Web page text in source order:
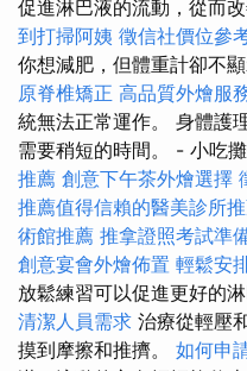
促進淋巴液的流動，從而
到打掃阿姨 徵信社價位參
你想減肥，但體重計卻不
原脊椎矯正 高品質外燴服
統無法正常運作。 身體護
需要稍短的時間。 - 小吃
推薦 創意下午茶外燴選擇
推薦值得信賴的醫美診所
術館推薦 推拿證照考試準
創意宴會外燴佈置 輕鬆安
放鬆練習可以促進更好的
清潔人員需求 治療從輕壓
摸到摩擦和推擠。 如何申